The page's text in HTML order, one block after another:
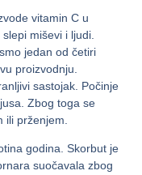
vitamin C u
miševi i ljudi.
jedan od četiri
proizvodnju.
sastojak. Počinje
Zbog toga se
ili prženjem.
godina. Skorbut je
suočavala zbog